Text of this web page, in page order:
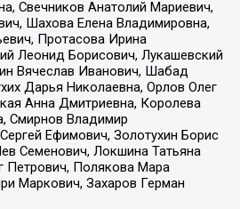
Свечников Анатолий Мариевич,
Шахова Елена Владимировна,
Протасова Ирина
Леонид Борисович, Лукашевский
Вячеслав Иванович, Шабад
Дарья Николаевна, Орлов Олег
Анна Дмитриевна, Королева
Смирнов Владимир
Ефимович, Золотухин Борис
Семенович, Локшина Татьяна
Петрович, Полякова Мара
Маркович, Захаров Герман